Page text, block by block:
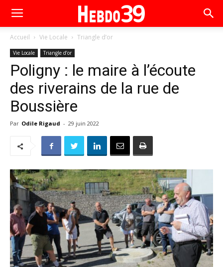
Accueil Vie Locale Triangle d’or
Vie Locale Triangle d’or
Poligny : le maire à l’écoute
des riverains de la rue de
Boussière
Par Odile Rigaud - 29 juin 2022